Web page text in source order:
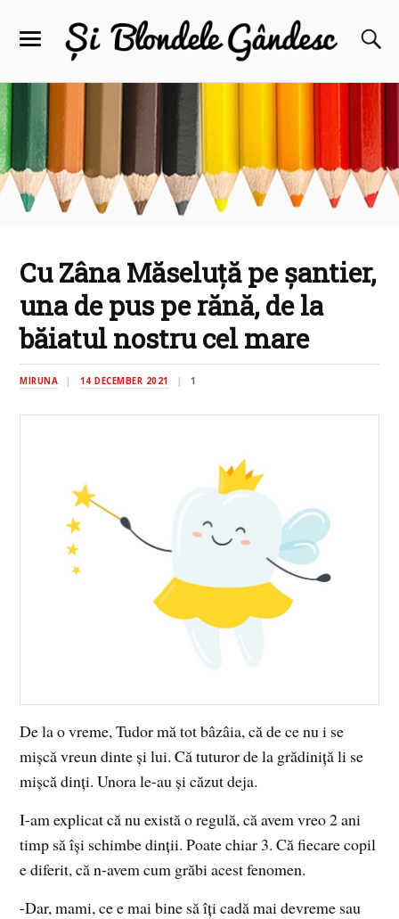
Cu Zâna Măseluță pe șantier,
una de pus pe rănă, de la
băiatul nostru cel mare
MIRUNA 14 DECEMBER 2021 1
De la o vreme, Tudor mă tot bâzâia, că de ce nu i se
mișcă vreun dinte și lui. Că tuturor de la grădiniță li se
mișcă dinți. Unora le-au și căzut deja.
I-am explicat că nu există o regulă, că avem vreo 2 ani
timp să își schimbe dinții. Poate chiar 3. Că fiecare copil
e diferit, că n-avem cum grăbi acest fenomen.
-Dar, mami, ce e mai bine să îți cadă mai devreme sau